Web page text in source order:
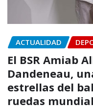
ACTUALIDAD
El BSR Amiab
Dandeneau,
estrellas del
ruedas mundial